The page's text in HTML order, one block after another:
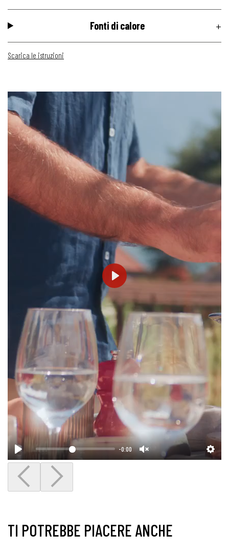
Fonti di calore
Scarica le istruzioni
-0:00
TI POTREBBE PIACERE ANCHE